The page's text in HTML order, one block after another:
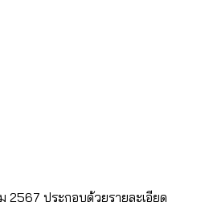
ประกอบด้วยรายละเอียด